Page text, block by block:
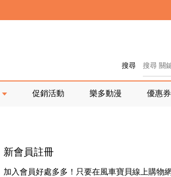
搜尋
促銷活動 樂多動漫 優惠券
新會員註冊
加入會員好處多多！只要在風車寶貝線上購物